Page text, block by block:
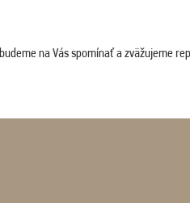
na Vás spomínať a zväžujeme